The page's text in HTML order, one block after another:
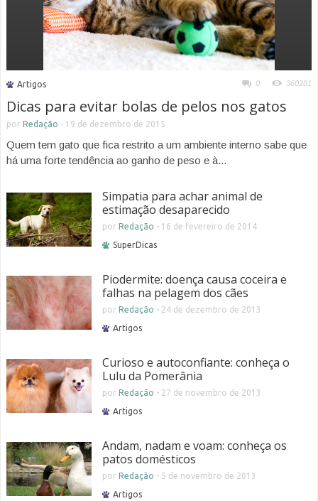
Artigos 0 360281
Dicas para evitar bolas de pelos nos gatos
por Redação - 19 de dezembro de 2015
Quem tem gato que fica restrito a um ambiente interno sabe que
há uma forte tendência ao ganho de peso e à...
Simpatia para achar animal de
estimação desaparecido
por Redação - 16 de fevereiro de 2014
SuperDicas
Piodermite: doença causa coceira e
falhas na pelagem dos cães
por Redação - 24 de dezembro de 2013
Artigos
Curioso e autoconfiante: conheça o
Lulu da Pomerânia
por Redação - 27 de novembro de 2013
Artigos
Andam, nadam e voam: conheça os
patos domésticos
por Redação - 5 de novembro de 2013
Artigos